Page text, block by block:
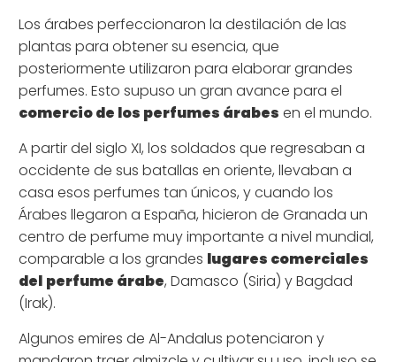
Los árabes perfeccionaron la destilación de las
plantas para obtener su esencia, que
posteriormente utilizaron para elaborar grandes
perfumes. Esto supuso un gran avance para el
comercio de los perfumes árabes en el mundo.
A partir del siglo XI, los soldados que regresaban a
occidente de sus batallas en oriente, llevaban a
casa esos perfumes tan únicos, y cuando los
Árabes llegaron a España, hicieron de Granada un
centro de perfume muy importante a nivel mundial,
comparable a los grandes lugares comerciales
del perfume árabe, Damasco (Siria) y Bagdad
(Irak).
Algunos emires de Al-Andalus potenciaron y